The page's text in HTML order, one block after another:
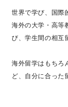
世界で学び、国際
海外の大学・高等
び、学生間の相互
海外留学はもちろ
ど、自分に合った